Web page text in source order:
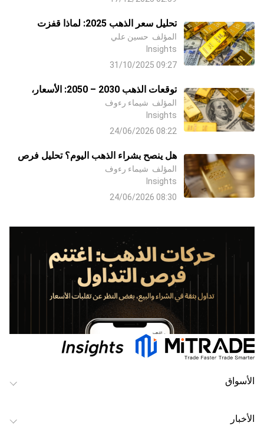
تحليل سعر الذهب 2025: لماذا قفزت
الأسعار إلى مستويات قياسية؟ وهل يستمر
الصعود؟
المؤلف حسين علي
Insights
09:27 31/10/2025
توقعات الذهب 2030 – 2050: الأسعار،
السيناريوهات، الاستراتيجيات، وفرص
الاستثمار المستقبلية
المؤلف شيماء رءوف
Insights
08:22 24/06/2026
هل ينصح بشراء الذهب اليوم؟ تحليل فرص
شراء الذهب بعد التصحيح التاريخي 2026
المؤلف شيماء رءوف
Insights
08:30 24/06/2026
الأسواق
الأخبار